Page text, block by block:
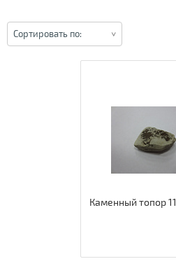
Сортировать по:
Каменный топор 11